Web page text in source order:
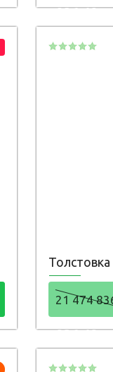
836,48Р
Толстовка
21 474
836,48Р